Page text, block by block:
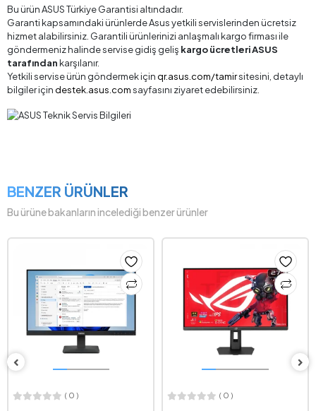
Bu ürün ASUS Türkiye Garantisi altındadır.
Garanti kapsamındaki ürünlerde Asus yetkili servislerinden ücretsiz
hizmet alabilirsiniz. Garantili ürünlerinizi anlaşmalı kargo firması ile
göndermeniz halinde servise gidiş geliş kargo ücretleri ASUS
tarafındankarşılanır.
Yetkili servise ürün göndermek için qr.asus.com/tamirsitesini, detaylı
bilgiler için destek.asus.comsayfasını ziyaret edebilirsiniz.
BENZER ÜRÜNLER
Bu ürüne bakanların incelediği benzer ürünler
( 0 ) ( 0 )